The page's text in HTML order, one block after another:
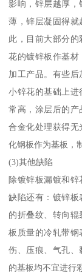
影响，锌层越厚，
薄，锌层凝固得就
此，目前大部分
花的镀锌板作基
加工产品。有些
小锌花的基础上
常高，涂层后的产
合金化处理获得无
化钢板作为基板，
(3)其他缺陷
除镀锌板漏镀和
缺陷还有：镀锌板
的折叠纹、转向
板质量的冷轧带钢
伤、压痕、气孔、
的基板均不宜进行